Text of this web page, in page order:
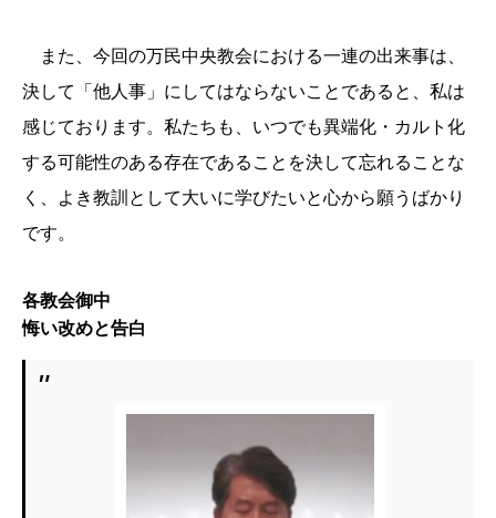
また、今回の万民中央教会における一連の出来事は、
決して「他人事」にしてはならないことであると、私は
感じております。私たちも、いつでも異端化・カルト化
する可能性のある存在であることを決して忘れることな
く、よき教訓として大いに学びたいと心から願うばかり
です。
各教会御中
悔い改めと告白